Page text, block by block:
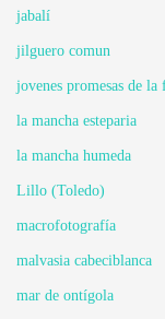
jabalí
jilguero comun
jovenes promesas de
la mancha esteparia
la mancha humeda
Lillo (Toledo)
macrofotografía
malvasia cabeciblanca
mar de ontígola